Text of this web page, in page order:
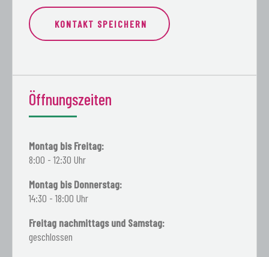
KONTAKT SPEICHERN
Öffnungszeiten
Montag bis Freitag:
8:00 - 12:30 Uhr
Montag bis Donnerstag:
14:30 - 18:00 Uhr
Freitag nachmittags und Samstag:
geschlossen